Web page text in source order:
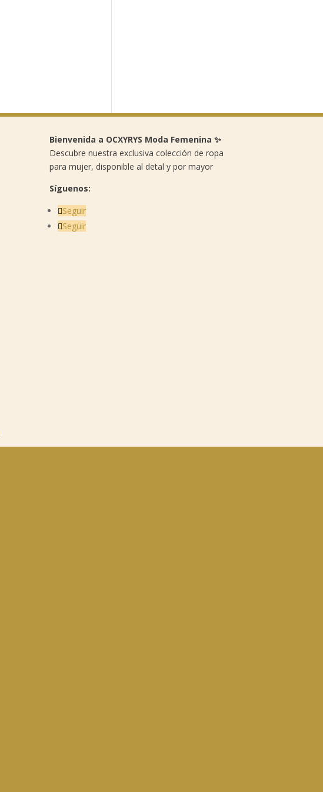
Bienvenida a OCXYRYS Moda Femenina ✨
Descubre nuestra exclusiva colección de ropa
para mujer, disponible al detal y por mayor
Síguenos:
Seguir
Seguir